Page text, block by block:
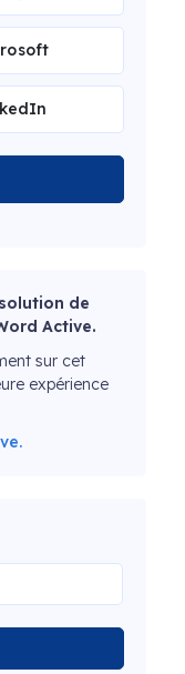
de
Active.
sur cet
expérience